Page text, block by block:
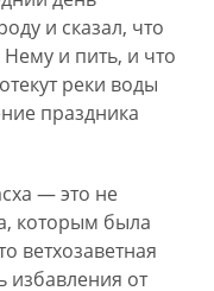
и сказал, что
и пить, и что
реки воды
праздника
— это не
которым была
ветхозаветная
избавления от